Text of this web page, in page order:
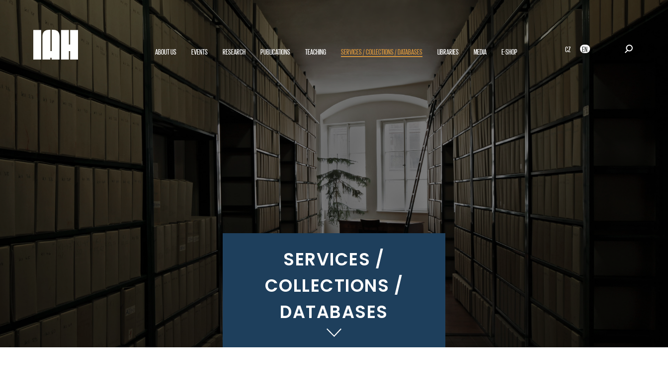
CZ EN
ABOUT US EVENTS RESEARCH PUBLICATIONS TEACHING SERVICES / COLLECTIONS / DATABASES LIBRARIES MEDIA E-SHOP
SERVICES /
COLLECTIONS /
DATABASES